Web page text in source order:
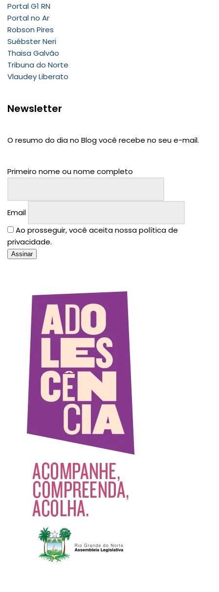
Portal G1 RN
Portal no Ar
Robson Pires
Suébster Neri
Thaisa Galvão
Tribuna do Norte
Vlaudey Liberato
Newsletter
O resumo do dia no Blog você recebe no seu e-mail.
Primeiro nome ou nome completo
Email
Ao prosseguir, você aceita nossa política de
privacidade.